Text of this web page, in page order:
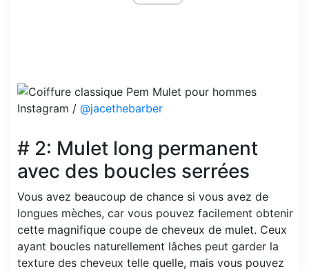
Instagram / @jacethebarber
# 2: Mulet long permanent
avec des boucles serrées
Vous avez beaucoup de chance si vous avez de
longues mèches, car vous pouvez facilement obtenir
cette magnifique coupe de cheveux de mulet. Ceux
ayant boucles naturellement lâches peut garder la
texture des cheveux telle quelle, mais vous pouvez